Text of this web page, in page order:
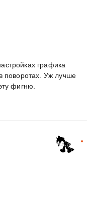
графика
поворотах. Уж лучше
фигню.